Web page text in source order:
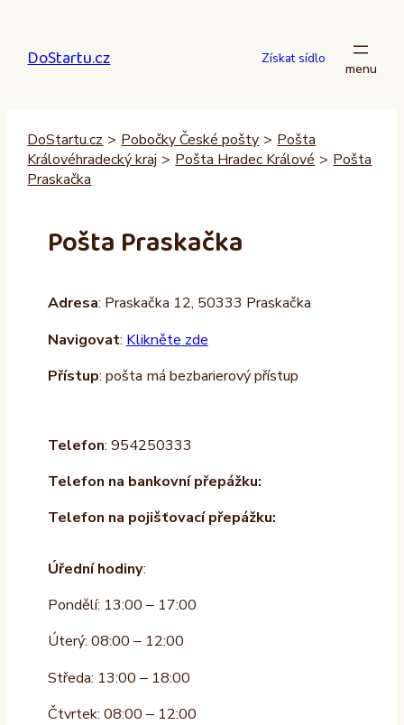
obsah
DoStartu.cz Získat sídlo
DoStartu.cz > Pobočky České pošty > Pošta
Královéhradecký kraj > Pošta Hradec Králové > Pošta
Praskačka
Pošta Praskačka
Adresa: Praskačka 12, 50333 Praskačka
Navigovat: Klikněte zde
Přístup: pošta má bezbarierový přístup
Telefon: 954250333
Telefon na bankovní přepážku:
Telefon na pojišťovací přepážku:
Úřední hodiny:
Pondělí: 13:00 – 17:00
Úterý: 08:00 – 12:00
Středa: 13:00 – 18:00
Čtvrtek: 08:00 – 12:00